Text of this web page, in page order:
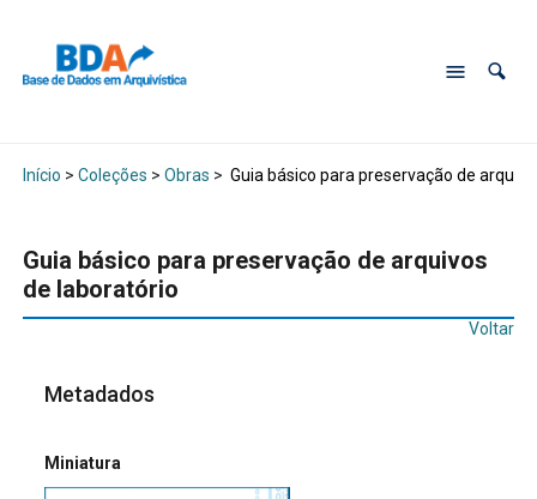
Início > Coleções > Obras > Guia básico para preservação de
Guia básico para preservação de arquivos
de laboratório
Voltar
Metadados
Miniatura